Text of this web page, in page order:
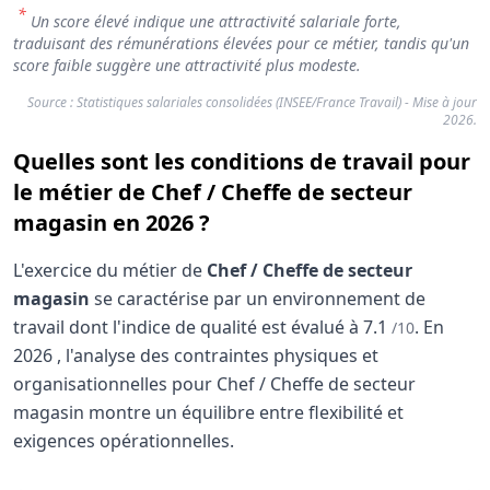
* Un score élevé indique une attractivité salariale forte,
traduisant des rémunérations élevées pour ce métier, tandis qu'un
score faible suggère une attractivité plus modeste.
Source : Statistiques salariales consolidées (INSEE/France Travail) - Mise à jour
2026.
Quelles sont les conditions de travail pour
le métier de Chef / Cheffe de secteur
magasin en 2026 ?
L'exercice du métier de Chef / Cheffe de secteur
magasin se caractérise par un environnement de
travail dont l'indice de qualité est évalué à 7.1 /10. En
2026 , l'analyse des contraintes physiques et
organisationnelles pour Chef / Cheffe de secteur
magasin montre un équilibre entre flexibilité et
exigences opérationnelles.
Analyse des conditions de travail : Chef / Cheffe